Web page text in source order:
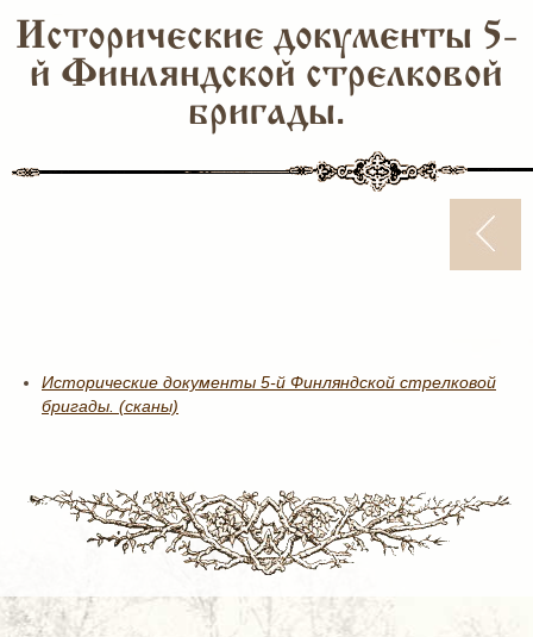
Исторические документы 5-
й Финляндской стрелковой
бригады.
Исторические документы 5-й Финляндской стрелковой
бригады. (сканы)